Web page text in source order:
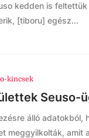
kedden is
[tiboru] egész...
kincsek
Seuso-
álló
meggyilkolták, amit